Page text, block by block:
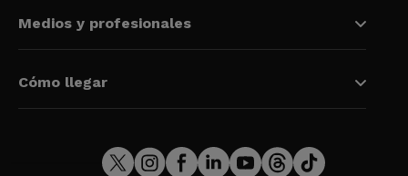
Medios y profesionales
Cómo llegar